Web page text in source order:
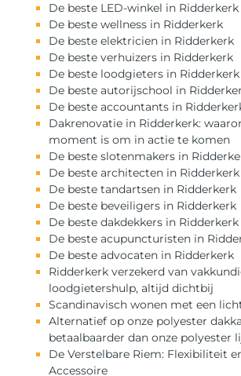
De beste LED-winkel in Ridderkerk
De beste wellness in Ridderkerk
De beste elektricien in Ridderkerk
De beste verhuizers in Ridderkerk
De beste loodgieters in Ridderkerk
De beste autorijschool in
De beste accountants in
Dakrenovatie in Ridderkerk:
moment is om in actie te komen
De beste slotenmakers in
De beste architecten in Ridderkerk
De beste tandartsen in Ridderkerk
De beste beveiligers in Ridderkerk
De beste dakdekkers in Ridderkerk
De beste acupuncturisten in
De beste advocaten in Ridderkerk
Ridderkerk verzekerd van
loodgietershulp, altijd dichtbij
Scandinavisch wonen met een
Alternatief op onze polyester dakkapel Basis
betaalbaarder dan onze polyester
De Verstelbare Riem: Flexibiliteit
Accessoire